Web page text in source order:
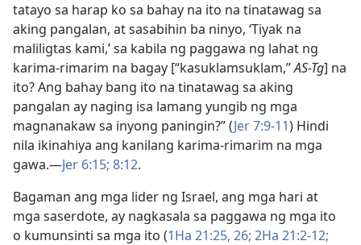
tatayo sa harap ko sa bahay na ito na tinatawag sa
aking pangalan, at sasabihin ba ninyo, ‘Tiyak na
maliligtas kami,’ sa kabila ng paggawa ng lahat ng
karima-rimarim na bagay [“kasuklamsuklam,”AS-Tg] na
ito? Ang bahay bang ito na tinatawag sa aking
pangalan ay naging isa lamang yungib ng mga
magnanakaw sa inyong paningin?” (Jer 7:9-11) Hindi
nila ikinahiya ang kanilang karima-rimarim na mga
gawa.​—Jer 6:15; 8:12.
Bagaman ang mga lider ng Israel, ang mga hari at
mga saserdote, ay nagkasala sa paggawa ng mga ito
o kumunsinti sa mga ito (1Ha 21:25, 26; 2Ha 21:2-12;